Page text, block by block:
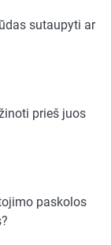
sutaupyti ar
prieš juos
paskolos